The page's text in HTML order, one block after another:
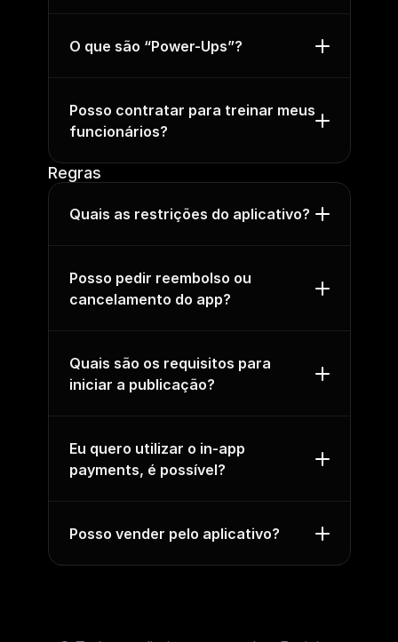
O que são “Power-Ups”?
Posso contratar para treinar meus
funcionários?
Regras
Quais as restrições do aplicativo?
Posso pedir reembolso ou
cancelamento do app?
Quais são os requisitos para
iniciar a publicação?
Eu quero utilizar o in-app
payments, é possível?
Posso vender pelo aplicativo?